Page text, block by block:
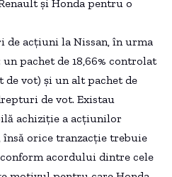
și Honda pentru o
de acțiuni la Nissan, în urma
pachet de 18,66% controlat
vot) și un alt pachet de
de vot. Existau
achiziție a acțiunilor
însă orice tranzacție trebuie
conform acordului dintre cele